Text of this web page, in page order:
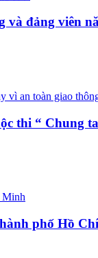
và đảng viên
thi “ Chung
phố Hồ